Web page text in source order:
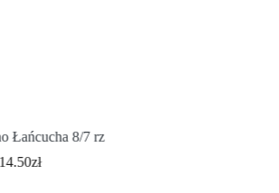
Łańcucha 8/7 rz
14.50zł